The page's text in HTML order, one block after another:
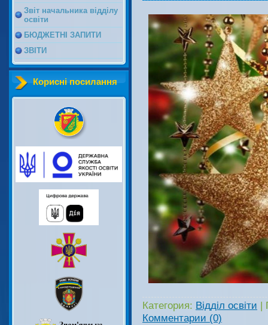
Звіт начальника відділу
освіти
БЮДЖЕТНІ ЗАПИТИ
ЗВІТИ
Корисні посилання
Категория: Відділ освіти |
Комментарии (0)